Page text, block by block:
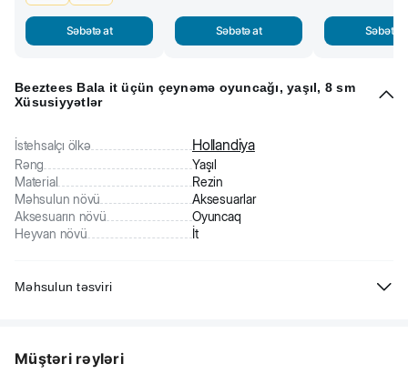
Səbətə at Səbətə at Səbətə
Beeztees Bala it üçün çeynəmə oyuncağı, yaşıl, 8 sm
Xüsusiyyətlər
İstehsalçı ölkə Hollandiya
Rəng
Yaşıl
Material
Rezin
Məhsulun növü
Aksesuarlar
Aksesuarın növü
Oyuncaq
Heyvan növü
İt
Məhsulun təsviri
yaxşılaşdırır, diş ağrısını azaldır. Zərif vanil ətrinə malikdir.
Müştəri rəyləri